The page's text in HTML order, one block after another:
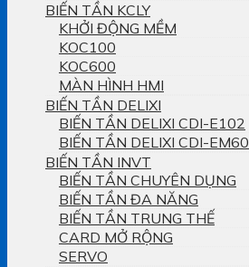
BIẾN TẦN KCLY
KHỞI ĐỘNG MỀM
KOC100
KOC600
MÀN HÌNH HMI
BIẾN TẦN DELIXI
BIẾN TẦN DELIXI CDI-E102
BIẾN TẦN DELIXI CDI-EM60
BIẾN TẦN INVT
BIẾN TẦN CHUYÊN DỤNG
BIẾN TẦN ĐA NĂNG
BIẾN TẦN TRUNG THẾ
CARD MỞ RỘNG
SERVO